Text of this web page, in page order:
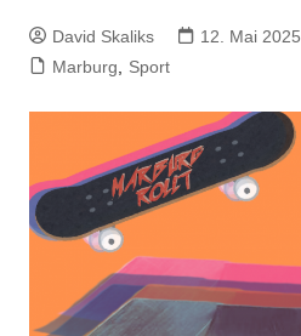
David Skaliks 12. Mai 2025
Marburg
Sport